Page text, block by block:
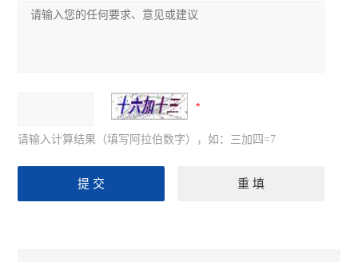
请输入计算结果（填写阿拉伯数字），如：三加四=7